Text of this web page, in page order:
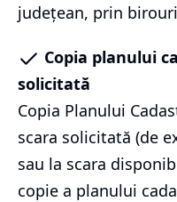
județean, prin
Copia planului
solicitată
Copia Planului
scara solicitată (de
sau la scara
copie a planului